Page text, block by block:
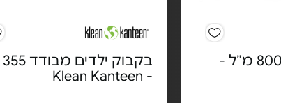
בקבוק ספורט 800 מ”ל -
- Klean Kanteen